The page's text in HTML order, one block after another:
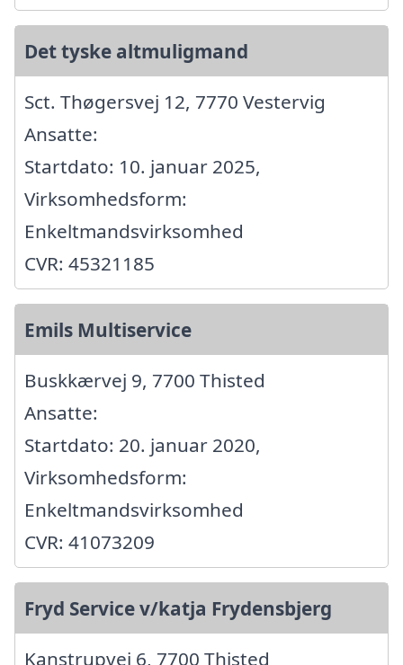
Det tyske altmuligmand
Sct. Thøgersvej 12, 7770 Vestervig
Ansatte:
Startdato: 10. januar 2025,
Virksomhedsform:
Enkeltmandsvirksomhed
CVR: 45321185
Emils Multiservice
Buskkærvej 9, 7700 Thisted
Ansatte:
Startdato: 20. januar 2020,
Virksomhedsform:
Enkeltmandsvirksomhed
CVR: 41073209
Fryd Service v/katja Frydensbjerg
Kanstrupvej 6, 7700 Thisted